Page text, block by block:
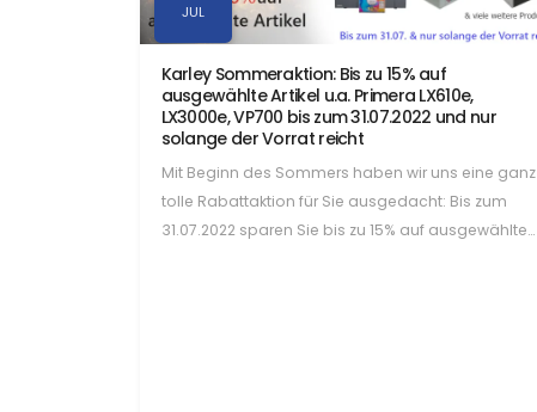
JUL
Karley Sommeraktion: Bis zu 15% auf
ausgewählte Artikel u.a. Primera LX610e,
LX3000e, VP700 bis zum 31.07.2022 und nur
solange der Vorrat reicht
Mit Beginn des Sommers haben wir uns eine ganz
tolle Rabattaktion für Sie ausgedacht: Bis zum
31.07.2022 sparen Sie bis zu 15% auf ausgewählte…